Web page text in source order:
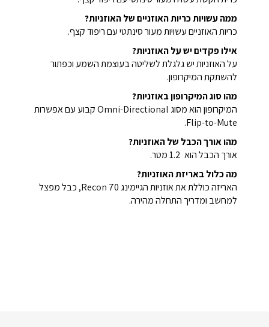
ממה עשויות כריות האוזניים של האוזניות?
כריות האוזניים עשויות מעור סינתטי עם ריפוד קצף.
אילו פקדים יש על האוזניות?
על האוזניות יש גלגלת לשליטה בעוצמת השמע וכפתור
להשתקת המיקרופון.
מהו סוג המיקרופון באוזניות?
המיקרופון הוא מסוג Omni-Directional קבוע עם אפשרות
Flip-to-Mute.
מהו אורך הכבל של האוזניות?
אורך הכבל הוא 1.2 מטר.
מה כלול באריזת האוזניות?
האריזה כוללת את אוזניות הגיימינג Recon 70, כבל מפצל
למחשב ומדריך התחלה מהירה.